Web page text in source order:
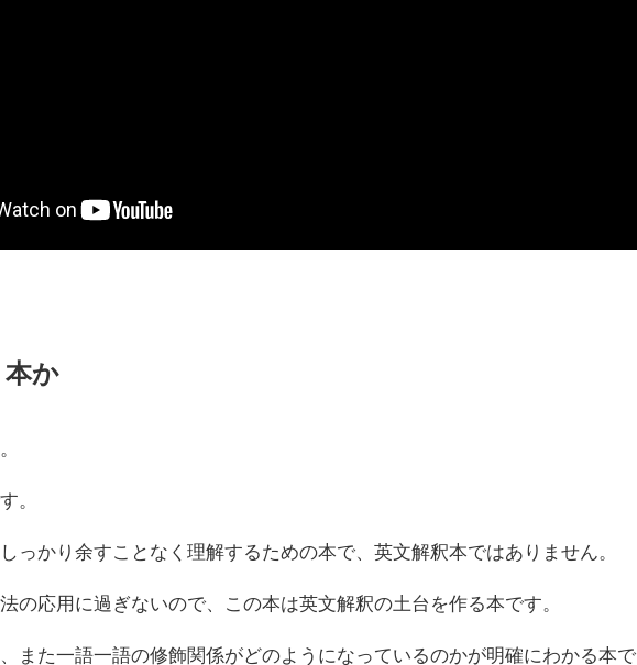
本か
。
っかり余すことなく理解するための本で、英文解釈本ではありません。
の応用に過ぎないので、この本は英文解釈の土台を作る本です。
また一語一語の修飾関係がどのようになっているのかが明確にわかる本で